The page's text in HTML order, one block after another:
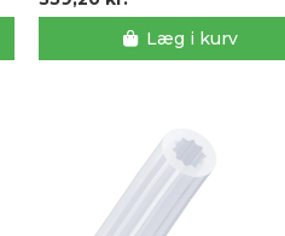
Læg i kurv